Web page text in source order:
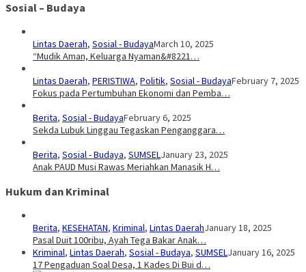
Sosial – Budaya
Lintas Daerah, Sosial - BudayaMarch 10, 2025
“Mudik Aman, Keluarga Nyaman&#8221…
Lintas Daerah, PERISTIWA, Politik, Sosial - BudayaFebruary 7, 2025
Fokus pada Pertumbuhan Ekonomi dan Pemba…
Berita, Sosial - BudayaFebruary 6, 2025
Sekda Lubuk Linggau Tegaskan Penganggara…
Berita, Sosial - Budaya, SUMSELJanuary 23, 2025
Anak PAUD Musi Rawas Meriahkan Manasik H…
Hukum dan Kriminal
Berita, KESEHATAN, Kriminal, Lintas DaerahJanuary 18, 2025
Pasal Duit 100ribu, Ayah Tega Bakar Anak…
Kriminal, Lintas Daerah, Sosial - Budaya, SUMSELJanuary 16, 2025
17 Pengaduan Soal Desa, 1 Kades Di Bui d…